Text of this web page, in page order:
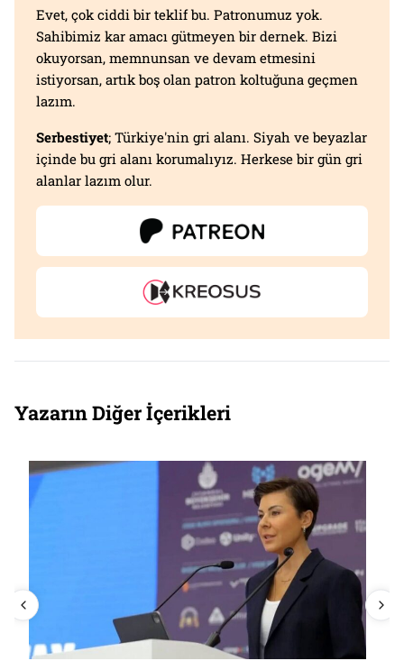
Evet, çok ciddi bir teklif bu. Patronumuz yok.
Sahibimiz kar amacı gütmeyen bir dernek. Bizi
okuyorsan, memnunsan ve devam etmesini
istiyorsan, artık boş olan patron koltuğuna geçmen
lazım.
Serbestiyet; Türkiye'nin gri alanı. Siyah ve beyazlar
içinde bu gri alanı korumalıyız. Herkese bir gün gri
alanlar lazım olur.
Yazarın Diğer İçerikleri